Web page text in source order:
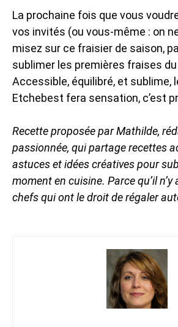
La prochaine fois que vous
vos invités (ou vous-même : on
misez sur ce fraisier de saison,
sublimer les premières fraises
Accessible, équilibré, et sublime,
Etchebest fera sensation, c’est
Recette proposée par Mathilde,
passionnée, qui partage recettes
astuces et idées créatives pour
moment en cuisine. Parce qu’il n’y
chefs qui ont le droit de régaler